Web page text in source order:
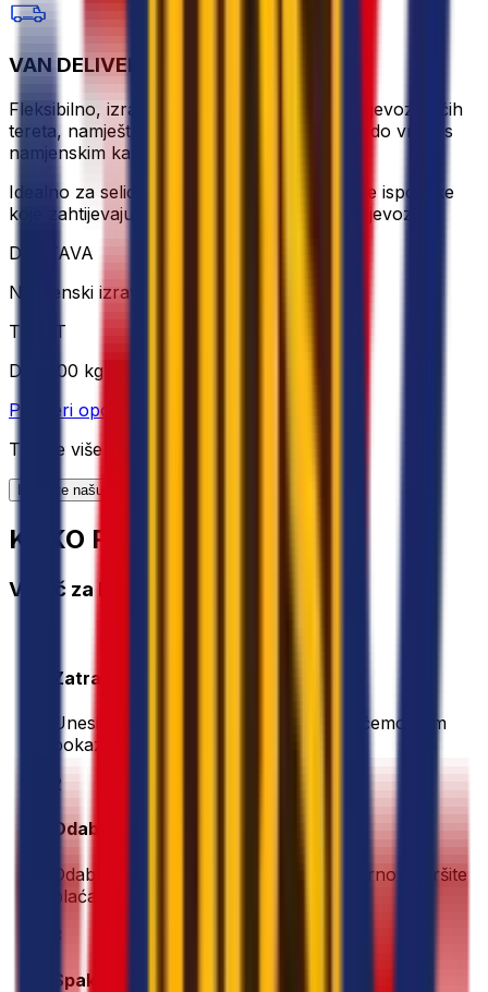
VAN DELIVERY
Fleksibilno, izravno i isplativo rješenje za prijevoz većih
tereta, namještaja ili više predmeta od vrata do vrata s
namjenskim kapacitetom vozila.
Idealno za selidbe, glomazne pošiljke ili hitne isporuke
koje zahtijevaju dodatni prostor i izravan prijevoz.
DOSTAVA
Namjenski izravni prijevoz
TERET
Do 1000 kg
Provjeri opciju
Tražite više opcija za slanje?
Istražite našu cjelokupnu ponudu rješenja
KAKO RADI?
Vodič za brzi početak
Zatražite ponudu
Unesite detalje svoje pošiljke. Odmah ćemo vam
pokazati najbolje ponude
2
Odaberite i platite
Odaberite željenu opciju dostave i sigurno dovršite
plaćanje
Spakirajte i pripremite